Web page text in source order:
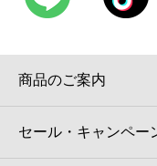
商品のご案内
セール・キャンペー